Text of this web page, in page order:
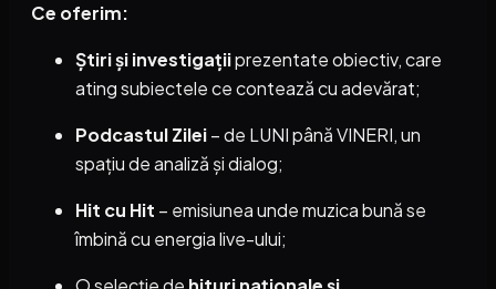
Ce oferim:
Știri și investigațiiprezentate obiectiv, care
ating subiectele ce contează cu adevărat;
Podcastul Zilei– de LUNI până VINERI, un
spațiu de analiză și dialog;
Hit cu Hit – emisiunea unde muzica bună se
îmbină cu energia live-ului;